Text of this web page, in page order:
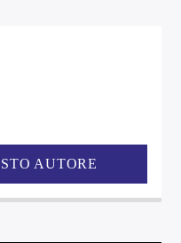
AUTORE